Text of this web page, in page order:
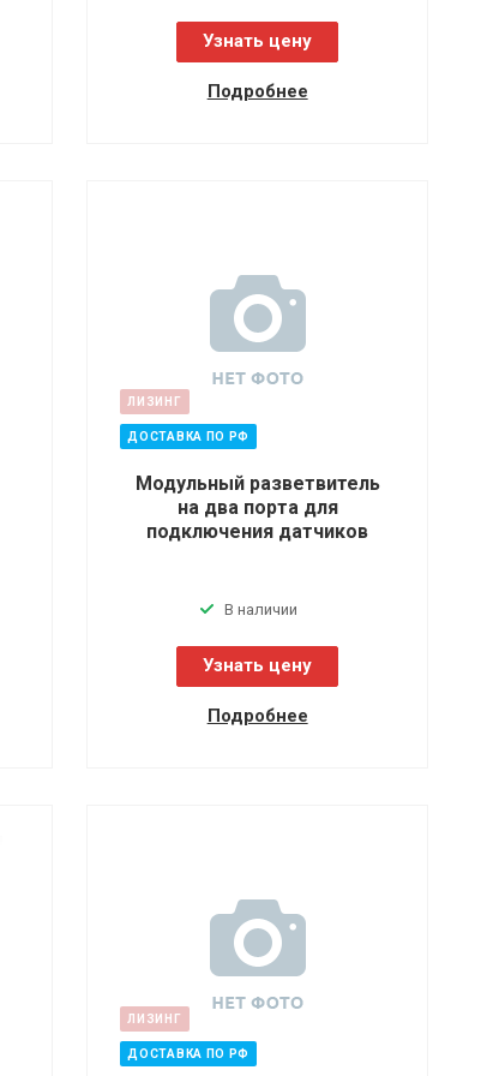
Узнать цену
Подробнее
ЛИЗИНГ
ДОСТАВКА ПО РФ
Модульный разветвитель
на два порта для
подключения датчиков
В наличии
Узнать цену
Подробнее
ЛИЗИНГ
ДОСТАВКА ПО РФ